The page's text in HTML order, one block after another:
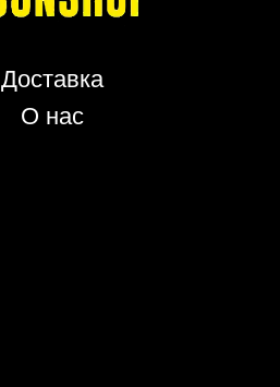
Доставка
О нас